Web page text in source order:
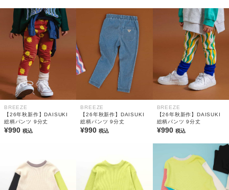
BREEZE
【26年秋新作】DAISUKI
総柄パンツ 9分丈
¥990 税込
BREEZE
【26年秋新作】DAISUKI
総柄パンツ 9分丈
¥990税込
BREEZE
【26年秋新作】DAISUKI
総柄パンツ 9分丈
¥990 税込